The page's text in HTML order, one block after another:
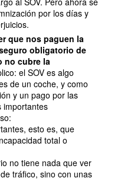
por los días y
que nos paguen la
obligatorio de
no cubre la
el SOV es algo
de un coche, y como
y un pago por las
importantes
esto es, que
total o
no tiene nada que ver
tráfico, sino con unas